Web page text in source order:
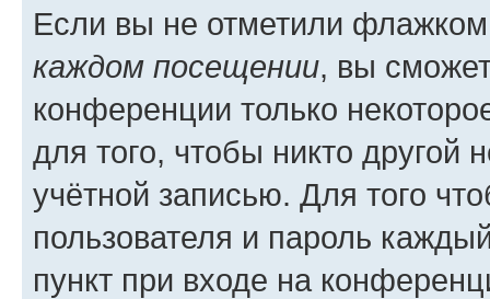
Если вы не отметили
каждом посещении, вы
конференции только
для того, чтобы никто другой
учётной записью. Для того
пользователя и пароль
пункт при входе на